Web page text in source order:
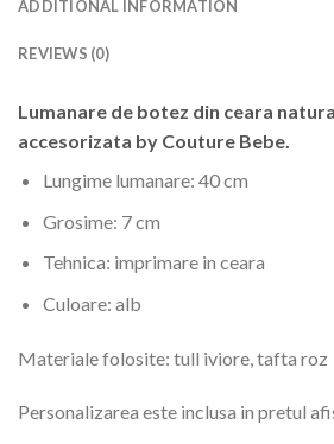
ADDITIONAL INFORMATION
REVIEWS (0)
Lumanare de botez din ceara
accesorizata by Couture Bebe.
Lungime lumanare: 40 cm
Grosime: 7 cm
Tehnica: imprimare in ceara
Culoare: alb
Materiale folosite: tull iviore, tafta roz
Personalizarea este inclusa in pretul